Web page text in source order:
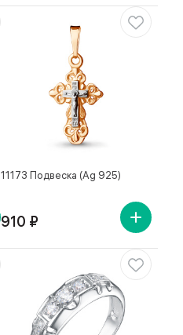
11173 Подвеска (Ag 925)
910 ₽